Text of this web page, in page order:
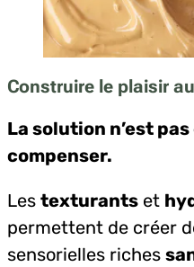
Construire le plaisir
La solution n’est
compenser.
Les texturants et
permettent de créer
sensorielles riches